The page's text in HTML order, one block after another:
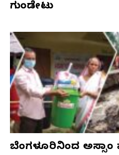
ಗುಂಡೇಟು
ಬೆಂಗಳೂರಿನಿಂದ ಅಸ್ಸಾಂ